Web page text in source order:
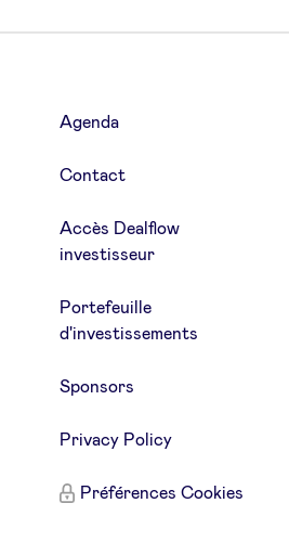
Agenda
Contact
Accès Dealflow
investisseur
Portefeuille
d'investissements
Sponsors
Privacy Policy
Préférences Cookies